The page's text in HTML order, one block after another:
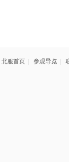
北服首页 参观导览